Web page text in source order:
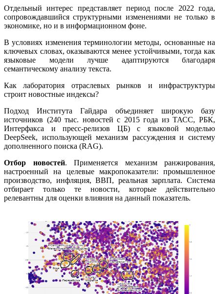
Отдельный интерес представляет период после 2022 года,
сопровождавшийся структурными изменениями не только в
экономике, но и в информационном фоне.
В условиях изменения терминологии методы, основанные на
ключевых словах, оказываются менее устойчивыми, тогда как
языковые модели лучше адаптируются благодаря
семантическому анализу текста.
Как лаборатория отраслевых рынков и инфраструктуры
строит новостные индексы?
Подход Института Гайдара объединяет широкую базу
источников (240 тыс. новостей с 2015 года из ТАСС, РБК,
Интерфакса и пресс-релизов ЦБ) с языковой моделью
DeepSeek, использующей механизм рассуждения и систему
дополненного поиска (RAG).
Отбор новостей. Применяется механизм ранжирования,
настроенный на целевые макропоказатели: промышленное
производство, инфляция, ВВП, реальная зарплата. Система
отбирает только те новости, которые действительно
релевантны для оценки влияния на данный показатель.